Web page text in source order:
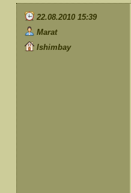
22.08.2010 15:39
Marat
Ishimbay